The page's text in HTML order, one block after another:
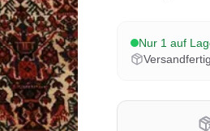
Nur 1 auf